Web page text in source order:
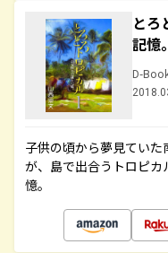
とろ
記
D-
子供の頃から夢見てい
が、島で出合うトロピ
憶。